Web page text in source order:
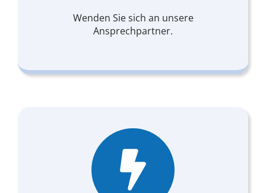
Wenden Sie sich an unsere
Ansprechpartner.